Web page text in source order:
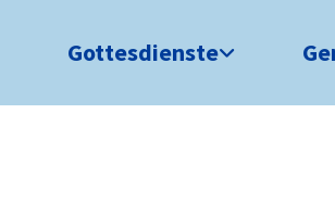
Gottesdienste